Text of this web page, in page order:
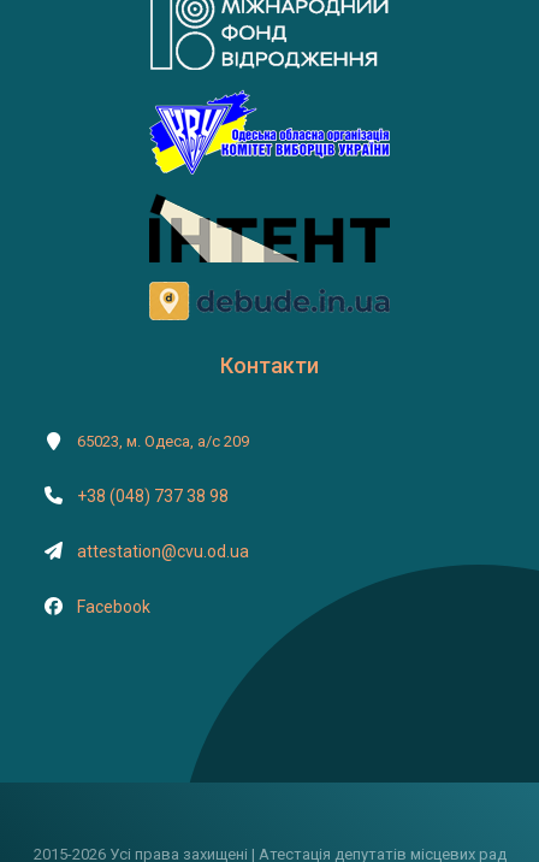
Контакти
65023, м. Одеса, а/с 209
+38 (048) 737 38 98
attestation@cvu.od.ua
Facebook
2015-2026 Усі права захищені | Атестація депутатів місцевих рад